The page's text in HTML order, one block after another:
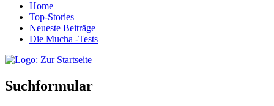
Home
Top-Stories
Neueste Beiträge
Die Mucha -Tests
Suchformular